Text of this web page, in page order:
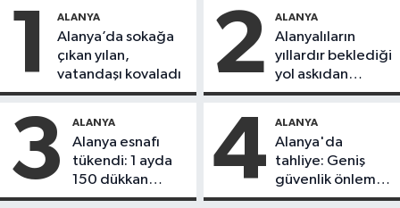
1 ALANYA
Alanya’da sokağa
çıkan yılan,
vatandaşı kovaladı
2 ALANYA
Alanyalıların
yıllardır beklediği
yol askıdan
döndü
3 ALANYA
Alanya esnafı
tükendi: 1 ayda
150 dükkan
kapandı
4 ALANYA
Alanya'da
tahliye: Geniş
güvenlik önlemi
alındı